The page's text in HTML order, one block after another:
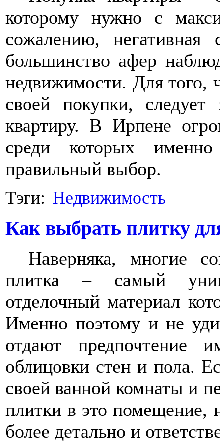
которому нужно с
сожалению, негативная
большинство афер
недвижимости. Для того,
своей покупки, следует
квартиру. В Ирпене
среди которых
правильный выбор.
Тэги: Недвижимость
Как выбрать плитку
Наверняка, многие
плитка – самый
отделочный материал
Именно поэтому и не
отдают предпочтение
облицовки стен и пола.
своей ванной комнаты и
плитки в это помещение,
более детально и